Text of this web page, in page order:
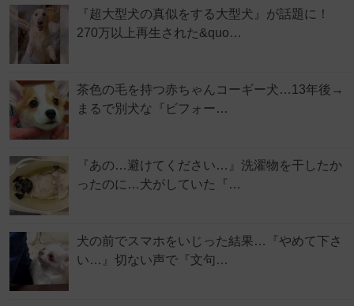
『超大型犬の真似をする大型犬』が話題に！
270万以上再生された&quo…
茶色の毛を持つ赤ちゃんコーギー犬…13年後→
まるで別犬な『ビフォー…
『あの…避けてください…』洗濯物を干したか
ったのに…犬がしていた『…
犬の前でスマホをいじった結果…『やめて下さ
い…』切ない声で『文句…